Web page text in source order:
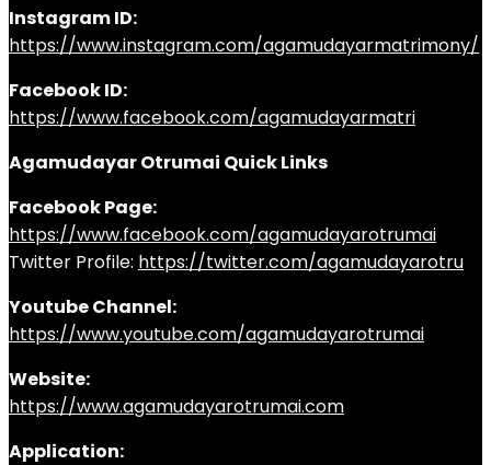
Instagram ID:
https://www.instagram.com/agamudayarmatrimony/
Facebook ID:
https://www.facebook.com/agamudayarmatri
Agamudayar Otrumai Quick Links
Facebook Page:
https://www.facebook.com/agamudayarotrumai
Twitter Profile: https://twitter.com/agamudayarotru
Youtube Channel:
https://www.youtube.com/agamudayarotrumai
Website:
https://www.agamudayarotrumai.com
Application: